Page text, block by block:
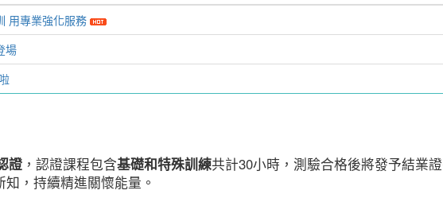
用專業強化服務
場
證 ，認證課程包含基礎和特殊訓練共計30小時，測驗合格後將發予結業
，持續精進關懷能量。